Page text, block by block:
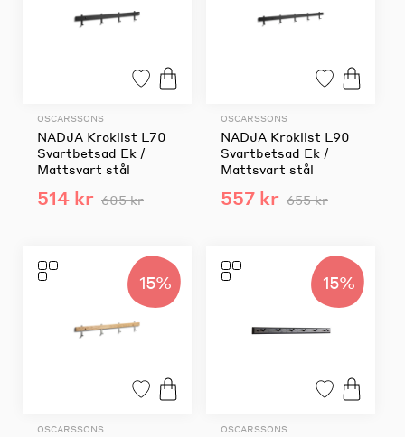
OSCARSSONS
NADJA Kroklist L70
Svartbetsad Ek /
Mattsvart stål
514 kr 605 kr
OSCARSSONS
NADJA Kroklist L90
Svartbetsad Ek /
Mattsvart stål
557 kr 655 kr
15%
OSCARSSONS
15%
OSCARSSONS